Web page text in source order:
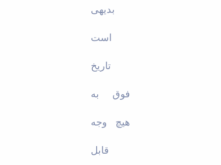
بدیهی
است
تاریخ
فوق به
هیچ وجه
قابل